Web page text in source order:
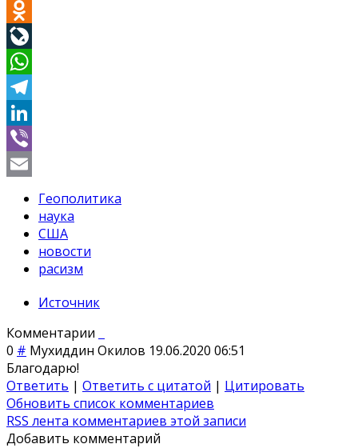
VK
Odnoklassniki
LiveJournal
WhatsApp
Telegram
LinkedIn
Viber
Геополитика
наука
США
новости
расизм
Источник
Комментарии
0 # Мухиддин Окилов 19.06.2020 06:51
Благодарю!
Ответить | Ответить с цитатой | Цитировать
Обновить список комментариев
RSS лента комментариев этой записи
Добавить комментарий